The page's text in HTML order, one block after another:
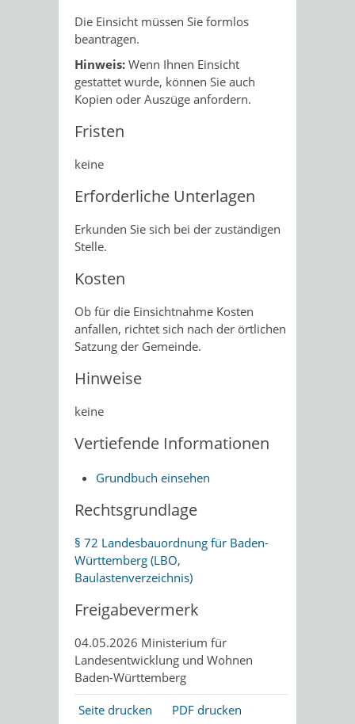
Die Einsicht müssen Sie formlos
beantragen.
Hinweis: Wenn Ihnen Einsicht
gestattet wurde, können Sie auch
Kopien oder Auszüge anfordern.
Fristen
keine
Erforderliche Unterlagen
Erkunden Sie sich bei der zuständigen
Stelle.
Kosten
Ob für die Einsichtnahme Kosten
anfallen, richtet sich nach der örtlichen
Satzung der Gemeinde.
Hinweise
keine
Vertiefende Informationen
Grundbuch einsehen
Rechtsgrundlage
§ 72 Landesbauordnung für Baden-
Württemberg (LBO,
Baulastenverzeichnis)
Freigabevermerk
04.05.2026 Ministerium für
Landesentwicklung und Wohnen
Baden-Württemberg
Seite drucken
PDF drucken